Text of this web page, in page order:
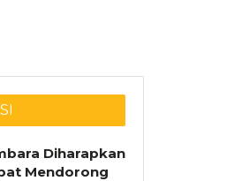
Diharapkan
Mendorong